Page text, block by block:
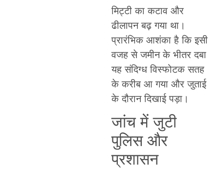
मिट्टी का कटाव और
ढीलापन बढ़ गया था।
प्रारंभिक आशंका है कि इसी
वजह से जमीन के भीतर दबा
यह संदिग्ध विस्फोटक सतह
के करीब आ गया और जुताई
के दौरान दिखाई पड़ा।
जांच में जुटी
पुलिस और
प्रशासन